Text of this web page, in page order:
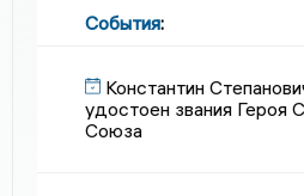
События:
Константин
удостоен звания Героя
Союза